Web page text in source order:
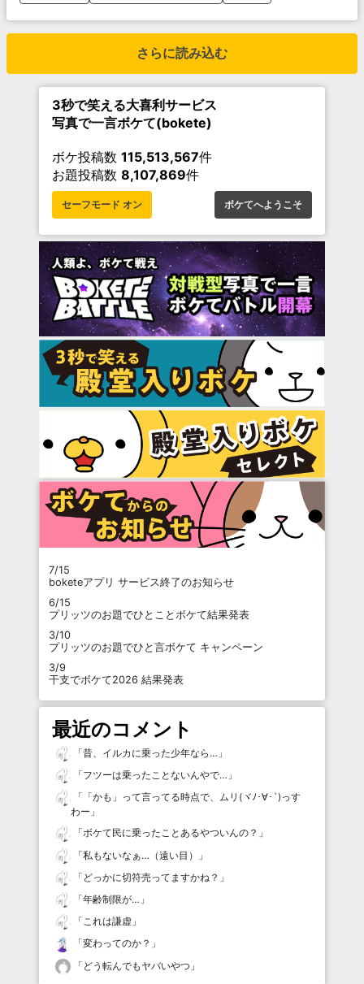
さらに読み込む
3秒で笑える大喜利サービス
写真で一言ボケて(bokete)
ボケ投稿数 115,513,567件
お題投稿数 8,107,869件
セーフモード オン ボケてへようこそ
7/15
boketeアプリ サービス終了のお知らせ
6/15
プリッツのお題でひとことボケて結果発表
3/10
プリッツのお題でひと言ボケて キャンペーン
3/9
干支でボケて2026 結果発表
最近のコメント
「昔、イルカに乗った少年なら… 」
「フツーは乗ったことないんやで… 」
「 「かも」って言ってる時点で、ムリ(ヾﾉ･∀･`)っす
わー 」
「ボケて民に乗ったことあるやついんの？ 」
「私もないなぁ…（遠い目）
」
「 どっかに切符売ってますかね？ 」
「年齢制限が… 」
「これは謙虚 」
「変わってのか？ 」
「 どう転んでもヤバいやつ 」